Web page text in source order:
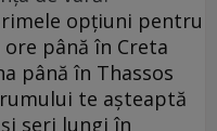
opțiuni pentru
până în Creta
până în Thassos
te așteaptă
seri lungi în